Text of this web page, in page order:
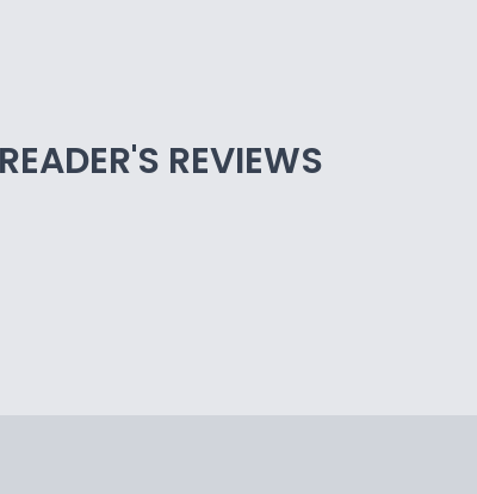
READER'S REVIEWS